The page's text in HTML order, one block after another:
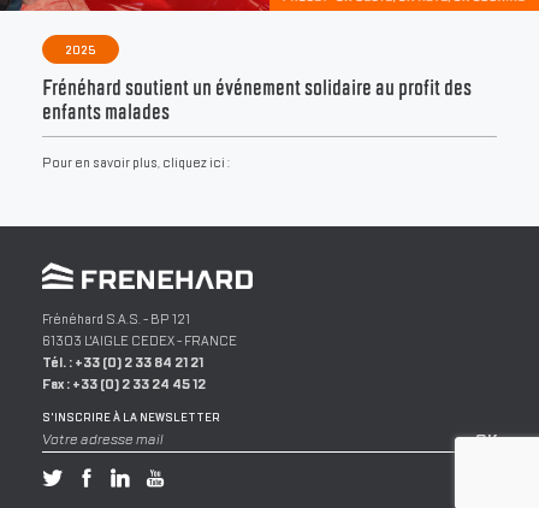
2025
Frénéhard soutient un événement solidaire au profit des
enfants malades
Pour en savoir plus, cliquez ici :
Frénéhard S.A.S.- BP 121
61303 L'AIGLECEDEX -FRANCE
Tél. :+33 (0) 2 33 84 21 21
Fax :+33 (0) 2 33 24 45 12
S'INSCRIRE À LA NEWSLETTER
Votre adresse mail